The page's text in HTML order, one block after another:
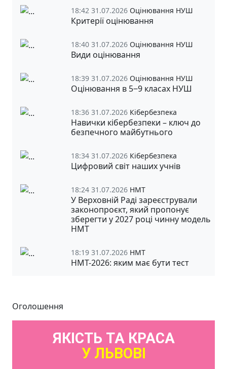
18:42 31.07.2026 Оцінювання НУШ
Критерії оцінювання
18:40 31.07.2026 Оцінювання НУШ
Види оцінювання
18:39 31.07.2026 Оцінювання НУШ
Оцінювання в 5‒9 класах НУШ
18:36 31.07.2026 Кібербезпека
Навички кібербезпеки – ключ до
безпечного майбутнього
18:34 31.07.2026 Кібербезпека
Цифровий світ наших учнів
18:24 31.07.2026 НМТ
У Верховній Раді зареєстрували
законопроєкт, який пропонує
зберегти у 2027 році чинну модель
НМТ
18:19 31.07.2026 НМТ
НМТ-2026: яким має бути тест
Оголошення
ЯКІСТЬ ТА КРАСА
У ЛЬВОВІ